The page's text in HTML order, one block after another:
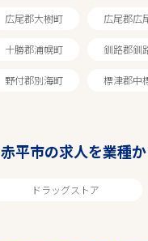
業種
雇用形態
フリーワード
広尾郡大樹町 広尾郡広
十勝郡浦幌町 釧路郡釧
野付郡別海町 標津郡中
赤平市の求人を業種
ドラッグストア